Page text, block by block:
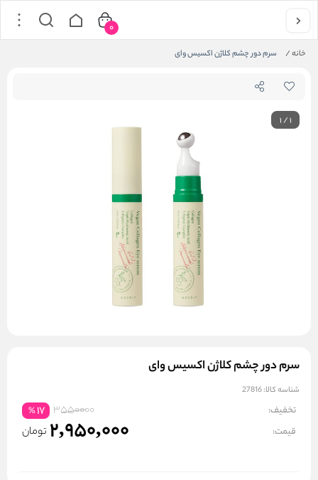
خانه/ سرم دور چشم کلاژن اکسیس وای
0
1/1
سرم دور چشم کلاژن اکسیس وای
شناسه کالا:27816
تخفیف: 3550000
17
%
قیمت: 2,950,000 تومان